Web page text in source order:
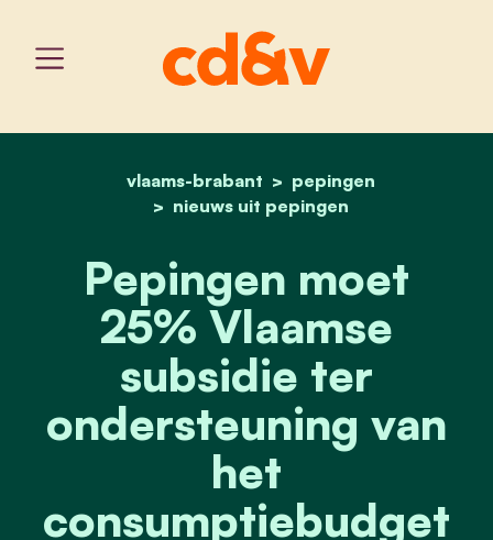
home
vlaams-brabant
pepingen
nieuws uit pepingen
pepingen moet 25%
Pepingen moet
25% Vlaamse
subsidie ter
ondersteuning van
het
consumptiebudget